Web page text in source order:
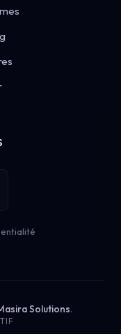
Solutions.